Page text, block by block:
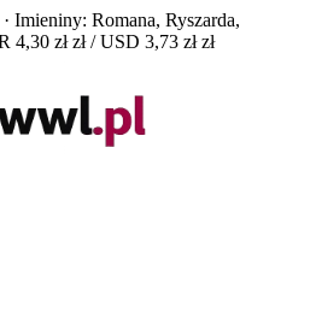
Imieniny: Romana, Ryszarda,
4,30 zł zł / USD 3,73 zł zł